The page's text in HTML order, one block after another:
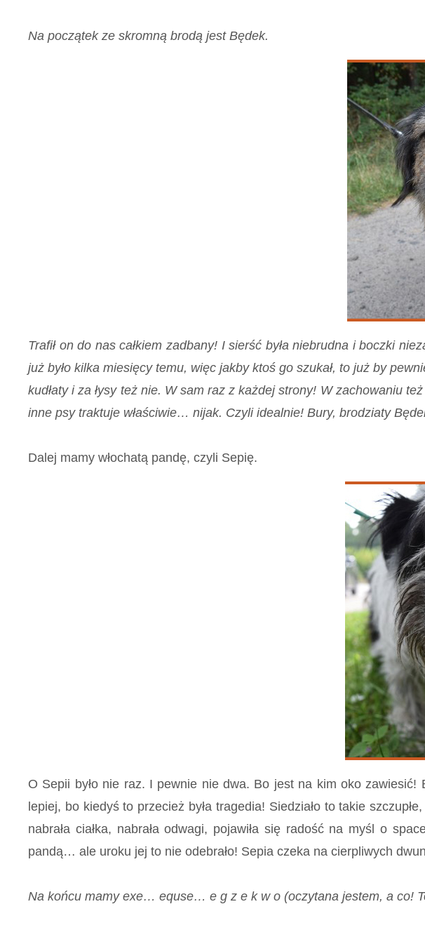
Na początek ze skromną brodą jest Będek.
Trafił on do nas całkiem zadbany! I sierść była niebrudna i boczki
już było kilka miesięcy temu, więc jakby ktoś go szukał, to już by
kudłaty i za łysy też nie. W sam raz z każdej strony! W zachowaniu
inne psy traktuje właściwie… nijak. Czyli idealnie! Bury, brodziaty
Dalej mamy włochatą pandę, czyli Sepię.
O Sepii było nie raz. I pewnie nie dwa. Bo jest na kim oko
lepiej, bo kiedyś to przecież była tragedia! Siedziało to takie
nabrała ciałka, nabrała odwagi, pojawiła się radość na myśl o
pandą… ale uroku jej to nie odebrało! Sepia czeka na cierpliwych
Na końcu mamy exe… equse… e g z e k w o (oczytana jestem, a co!